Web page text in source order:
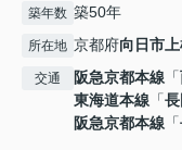
築年数 築50年
所在地 京都府向日市
交通 阪急京都本線 「
東海道本線 「
阪急京都本線 「